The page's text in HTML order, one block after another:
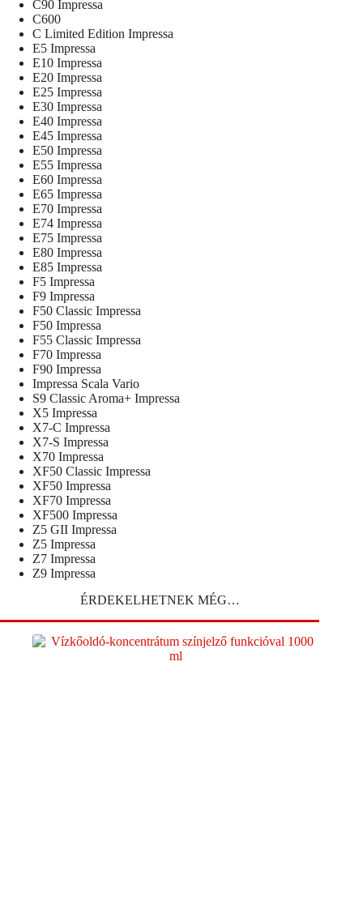
C90 Impressa
C600
C Limited Edition Impressa
E5 Impressa
E10 Impressa
E20 Impressa
E25 Impressa
E30 Impressa
E40 Impressa
E45 Impressa
E50 Impressa
E55 Impressa
E60 Impressa
E65 Impressa
E70 Impressa
E74 Impressa
E75 Impressa
E80 Impressa
E85 Impressa
F5 Impressa
F9 Impressa
F50 Classic Impressa
F50 Impressa
F55 Classic Impressa
F70 Impressa
F90 Impressa
Impressa Scala Vario
S9 Classic Aroma+ Impressa
X5 Impressa
X7-C Impressa
X7-S Impressa
X70 Impressa
XF50 Classic Impressa
XF50 Impressa
XF70 Impressa
XF500 Impressa
Z5 GII Impressa
Z5 Impressa
Z7 Impressa
Z9 Impressa
ÉRDEKELHETNEK MÉG…